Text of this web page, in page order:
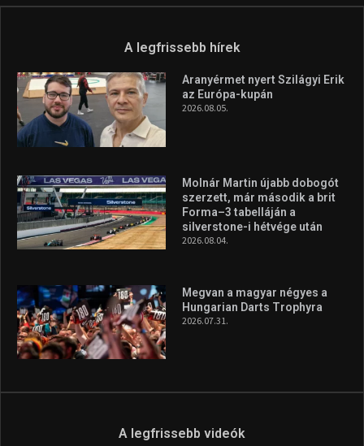
A legfrissebb hírek
Aranyérmet nyert Szilágyi Erik
az Európa-kupán
2026.08.05.
Molnár Martin újabb dobogót
szerzett, már második a brit
Forma–3 tabelláján a
silverstone-i hétvége után
2026.08.04.
Megvan a magyar négyes a
Hungarian Darts Trophyra
2026.07.31.
A legfrissebb videók